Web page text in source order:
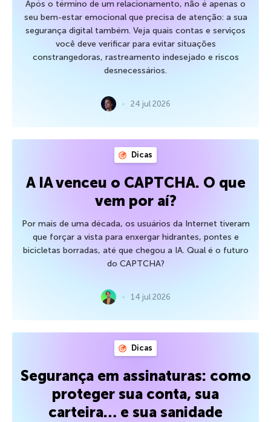
Após o término de um relacionamento, não é apenas o
seu bem-estar emocional que precisa de atenção: a sua
segurança digital também. Veja quais contas e serviços
você deve verificar para evitar situações
constrangedoras, rastreamento indesejado e riscos
desnecessários.
24 jul 2026
Dicas
A IA venceu o CAPTCHA. O que
vem por aí?
Por mais de uma década, os usuários da Internet tiveram
que forçar a vista para enxergar hidrantes, pontes e
bicicletas borradas, até que chegou a IA. Qual é o futuro
do CAPTCHA?
14 jul 2026
Dicas
Segurança em assinaturas: como
proteger sua conta, sua
carteira… e sua sanidade